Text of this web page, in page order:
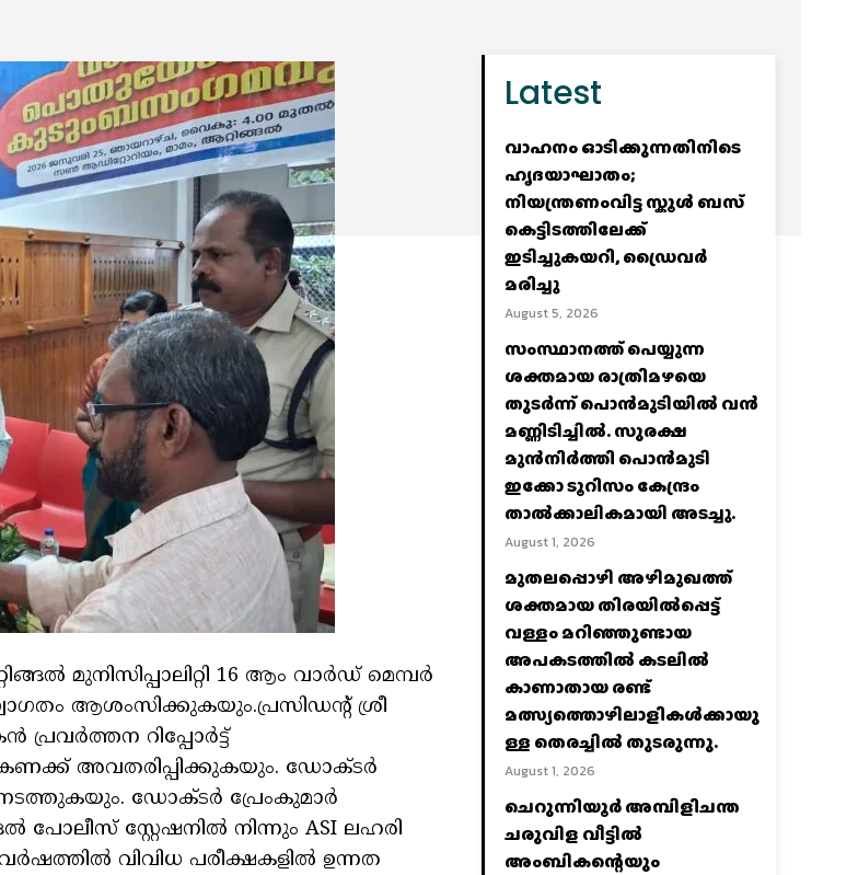
മുനിസിപ്പാലിറ്റി 16 ആം വാർഡ് മെമ്പർ
ആശംസിക്കുകയും.പ്രസിഡന്റ്‌ ശ്രീ
പ്രവർത്തന റിപ്പോർട്ട്‌
കണക്ക് അവതരിപ്പിക്കുകയും. ഡോക്ടർ
ഡോക്ടർ പ്രേംകുമാർ
സ്റ്റേഷനിൽ നിന്നും ASI ലഹരി
വിവിധ പരീക്ഷകളിൽ ഉന്നത
Latest
വാഹനം ഓടിക്കുന്നതിനിടെ
ഹൃദയാഘാതം;
നിയന്ത്രണംവിട്ട സ്കൂൾ ബസ്
കെട്ടിടത്തിലേക്ക്
ഇടിച്ചുകയറി, ഡ്രൈവർ
മരിച്ചു
August 5, 2026
സംസ്ഥാനത്ത് പെയ്യുന്ന
ശക്തമായ രാത്രിമഴയെ
തുടർന്ന് പൊൻമുടിയില്‍ വൻ
മണ്ണിടിച്ചില്‍. സുരക്ഷ
മുൻനിർത്തി പൊൻമുടി
ഇക്കോ ടൂറിസം കേന്ദ്രം
താല്‍ക്കാലികമായി അടച്ചു.
August 1, 2026
മുതലപ്പൊഴി അഴിമുഖത്ത്
ശക്തമായ തിരയിൽപ്പെട്ട്
വള്ളം മറിഞ്ഞുണ്ടായ
അപകടത്തിൽ കടലിൽ
കാണാതായ രണ്ട്
മത്സ്യത്തൊഴിലാളികൾക്കായു
ള്ള തെരച്ചിൽ തുടരുന്നു.
August 1, 2026
ചെറുന്നിയൂർ അമ്പിളിചന്ത
ചരുവിള വീട്ടിൽ
അംബികന്റെയും